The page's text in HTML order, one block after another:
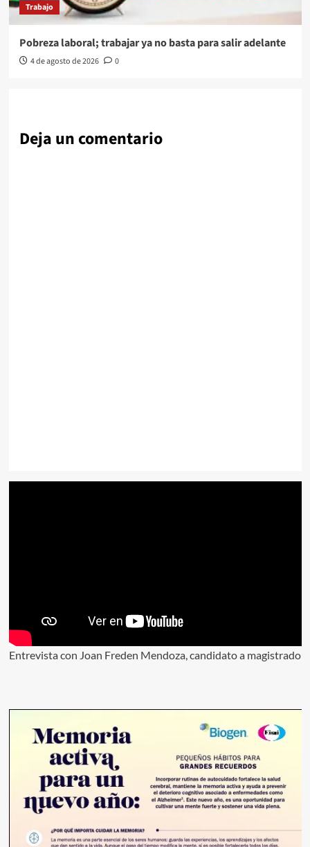
Trabajo
Pobreza laboral; trabajar ya no basta para salir adelante
4 de agosto de 2026 0
Deja un comentario
Entrevista con Joan Freden Mendoza, candidato a magistrado